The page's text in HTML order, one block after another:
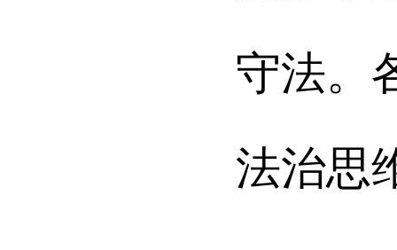
守法。
法治思